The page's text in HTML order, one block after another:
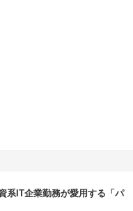
系IT企業勤務が愛用する「パ